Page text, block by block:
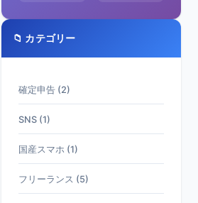
📁 カテゴリー
確定申告 (2)
SNS (1)
国産スマホ (1)
フリーランス (5)